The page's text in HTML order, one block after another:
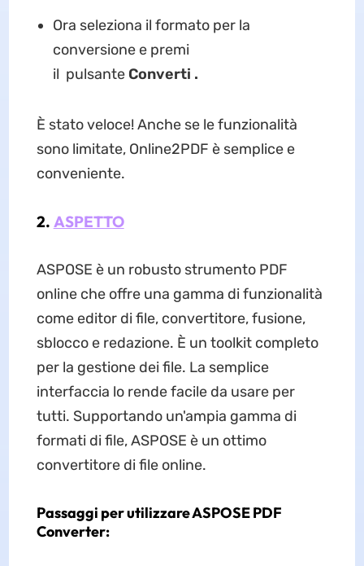
Ora seleziona il formato per la
conversione e premi
il pulsante Converti .
È stato veloce! Anche se le funzionalità
sono limitate, Online2PDF è semplice e
conveniente.
2. ASPETTO
ASPOSE è un robusto strumento PDF
online che offre una gamma di funzionalità
come editor di file, convertitore, fusione,
sblocco e redazione. È un toolkit completo
per la gestione dei file. La semplice
interfaccia lo rende facile da usare per
tutti. Supportando un'ampia gamma di
formati di file, ASPOSE è un ottimo
convertitore di file online.
Passaggi per utilizzare ASPOSE PDF
Converter: